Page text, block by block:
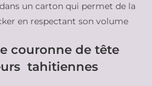
un carton qui permet de la
en respectant son volume
couronne de tête
tahitiennes